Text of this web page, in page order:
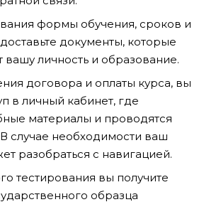
формы обучения, сроков и
документы, которые
личность и образование.
договора и оплаты курса, вы
в личный кабинет, где
материалы и проводятся
случае необходимости ваш
разобраться с навигацией.
тестирования вы получите
образца